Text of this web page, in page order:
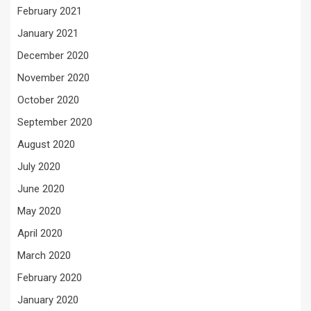
February 2021
January 2021
December 2020
November 2020
October 2020
September 2020
August 2020
July 2020
June 2020
May 2020
April 2020
March 2020
February 2020
January 2020